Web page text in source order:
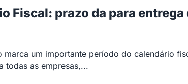
Fiscal: prazo da para entrega
marca um importante período do calendário
todas as empresas,...